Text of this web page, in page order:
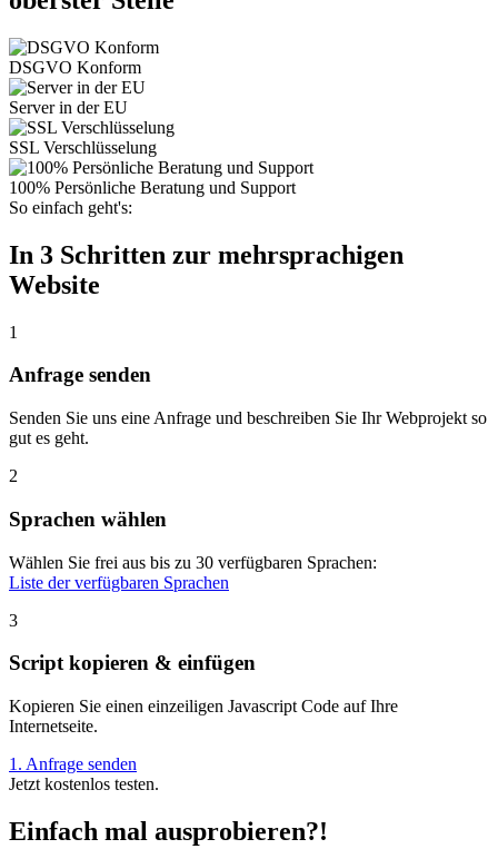
DSGVO Konform
Server in der EU
SSL Verschlüsselung
100% Persönliche Beratung und Support
So einfach geht's:
In 3 Schritten zur mehrsprachigen
Website
1
Anfrage senden
Senden Sie uns eine Anfrage und beschreiben Sie Ihr Webprojekt so
gut es geht.
2
Sprachen wählen
Wählen Sie frei aus bis zu 30 verfügbaren Sprachen:
Liste der verfügbaren Sprachen
3
Script kopieren & einfügen
Kopieren Sie einen einzeiligen Javascript Code auf Ihre
Internetseite.
1. Anfrage senden
Jetzt kostenlos testen.
Einfach mal ausprobieren?!